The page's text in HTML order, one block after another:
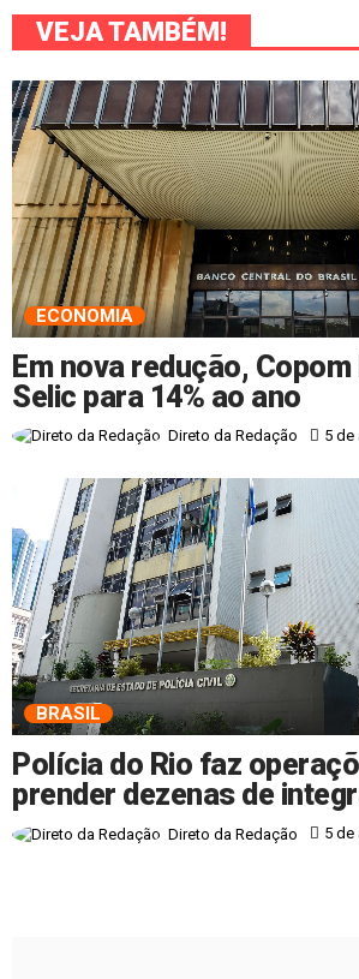
VEJA TAMBÉM!
ECONOMIA
Em nova redução,
Selic para 14% ao ano
Direto da Redação 5 de
BRASIL
Polícia do Rio faz
prender dezenas de
Direto da Redação 5 de